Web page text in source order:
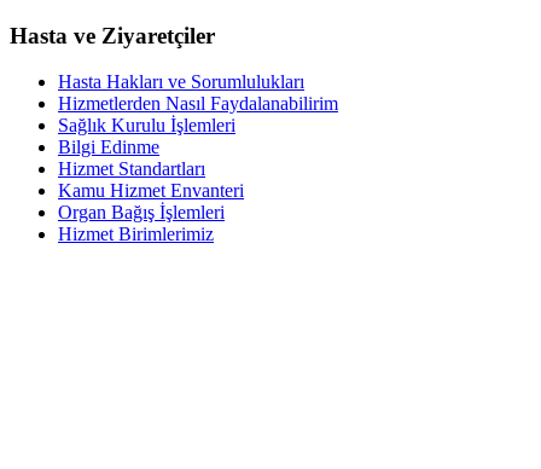
Hasta ve Ziyaretçiler
Hasta Hakları ve Sorumlulukları
Hizmetlerden Nasıl Faydalanabilirim
Sağlık Kurulu İşlemleri
Bilgi Edinme
Hizmet Standartları
Kamu Hizmet Envanteri
Organ Bağış İşlemleri
Hizmet Birimlerimiz